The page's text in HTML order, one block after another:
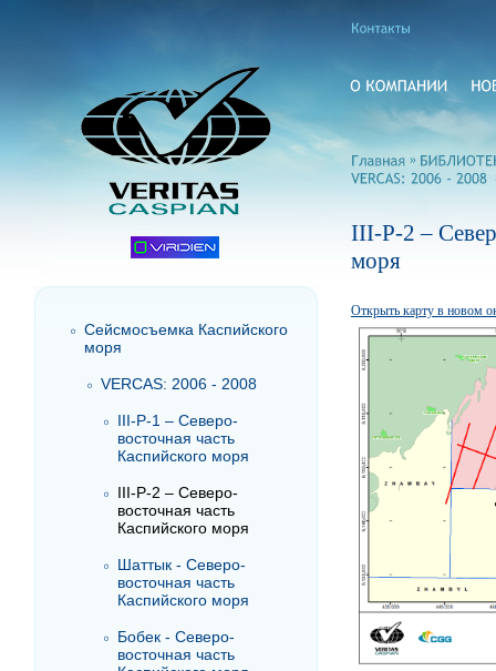
Сейсмосъемка Каспийского
моря
VERCAS: 2006 - 2008
III-P-1 – Северо-
восточная часть
Каспийского моря
III-P-2 – Северо-
восточная часть
Каспийского моря
Шаттык - Северо-
восточная часть
Каспийского моря
Бобек - Северо-
восточная часть
»
III-P-2 –
моря
Открыть карту в новом